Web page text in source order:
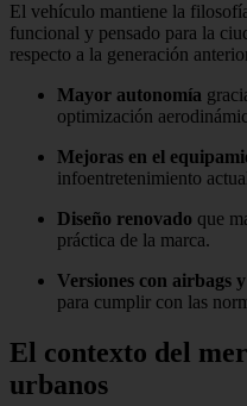
El vehículo mantiene la
funcional y pensado para la
respecto a la generación
Mayor autonomía
optimización
Mejoras en el
infoentretenimiento
Diseño renovado que
práctica de la marca.
Versiones con airbags
para cumplir con las
El contexto del
urbanos